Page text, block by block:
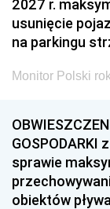
2027 r.
usunięcie
na parkingu
Monitor Polski
GOSPODARKI
sprawie
obiektów